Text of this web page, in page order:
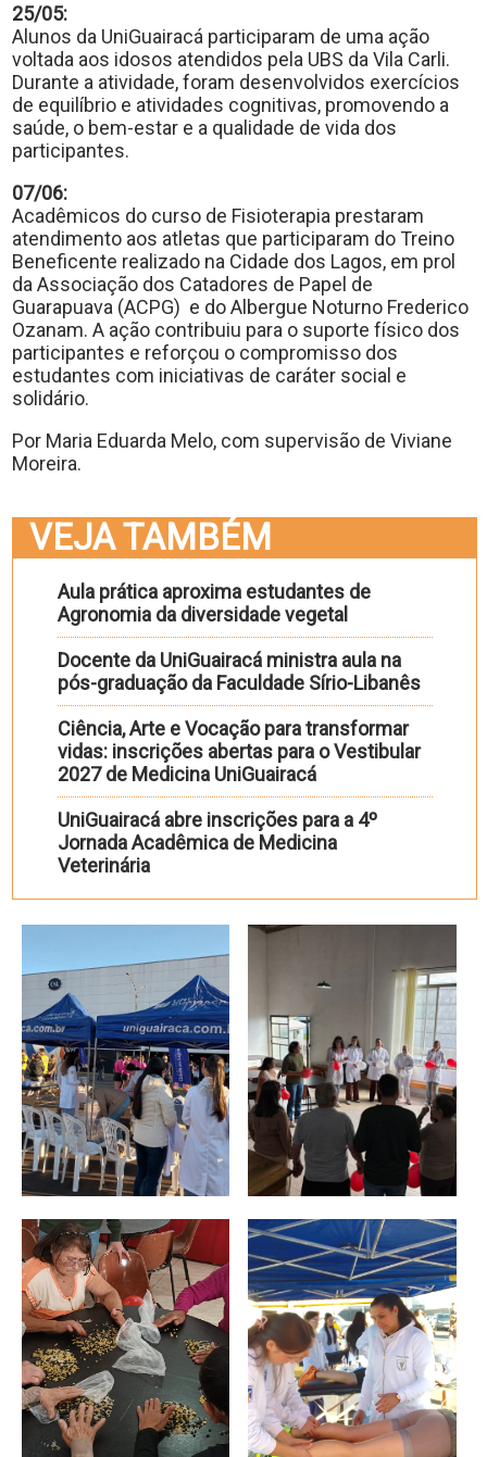
25/05:
Alunos da UniGuairacá participaram de uma ação
voltada aos idosos atendidos pela UBS da Vila Carli.
Durante a atividade, foram desenvolvidos exercícios
de equilíbrio e atividades cognitivas, promovendo a
saúde, o bem-estar e a qualidade de vida dos
participantes.
07/06:
Acadêmicos do curso de Fisioterapia prestaram
atendimento aos atletas que participaram do Treino
Beneficente realizado na Cidade dos Lagos, em prol
da Associação dos Catadores de Papel de
Guarapuava (ACPG) e do Albergue Noturno Frederico
Ozanam. A ação contribuiu para o suporte físico dos
participantes e reforçou o compromisso dos
estudantes com iniciativas de caráter social e
solidário.
Por Maria Eduarda Melo, com supervisão de Viviane
Moreira.
VEJA TAMBÉM
Aula prática aproxima estudantes de
Agronomia da diversidade vegetal
Docente da UniGuairacá ministra aula na
pós-graduação da Faculdade Sírio-Libanês
Ciência, Arte e Vocação para transformar
vidas: inscrições abertas para o Vestibular
2027 de Medicina UniGuairacá
UniGuairacá abre inscrições para a 4º
Jornada Acadêmica de Medicina
Veterinária